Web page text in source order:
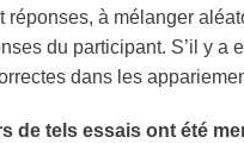
réponses, à mélanger
du participant. S’il y a
dans les
de tels essais ont été